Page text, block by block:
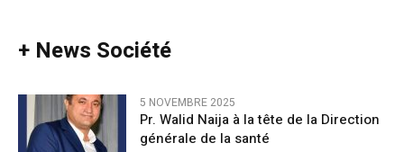
+ News Société
5 NOVEMBRE 2025
Pr. Walid Naija à la tête de la Direction
générale de la santé